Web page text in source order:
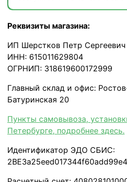
Реквизиты магазина:
ИП Шерстков Петр Сергеевич
ИНН: 615011629804
ОГРНИП: 318619600172999
Главный склад и офис:
Батуринская 20
Пункты самовывоза,
Петербурге, подробнее здесь.
Идентификатор ЭДО СБИС: